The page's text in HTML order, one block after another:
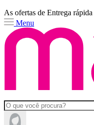
As ofertas de Entrega rápida
Menu